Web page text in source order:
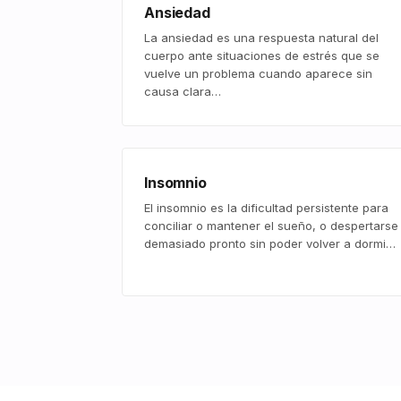
Ansiedad
La ansiedad es una respuesta natural del
cuerpo ante situaciones de estrés que se
vuelve un problema cuando aparece sin
causa clara…
Insomnio
El insomnio es la dificultad persistente para
conciliar o mantener el sueño, o despertarse
demasiado pronto sin poder volver a dormi…